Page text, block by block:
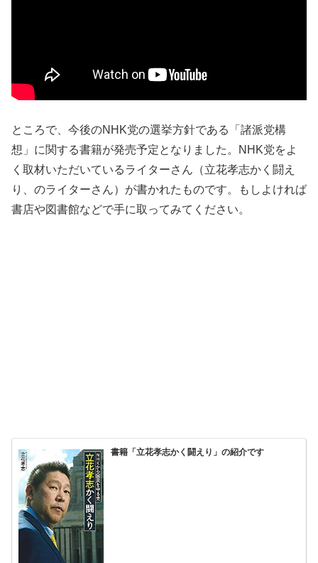
ところで、今後のNHK党の選挙方針である「諸派党構
想」に関する書籍が発売予定となりました。NHK党をよ
く取材いただいているライターさん（立花孝志かく闘え
り、のライターさん）が書かれたものです。もしよければ
書店や図書館などで手に取ってみてください。
書籍「立花孝志かく闘えり」の紹介です